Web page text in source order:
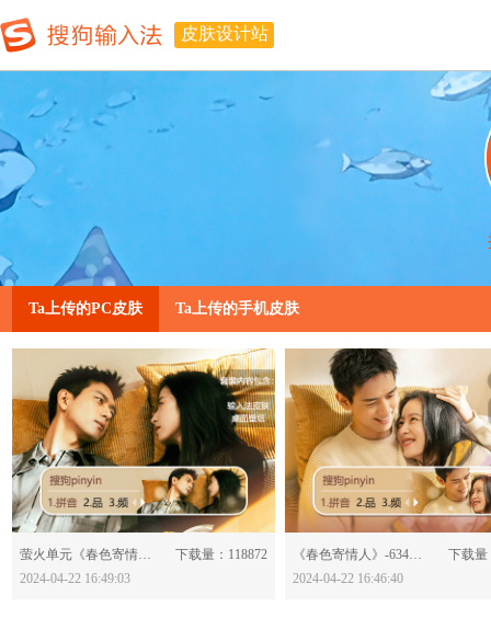
皮肤设计站
Ta上传的PC皮肤 Ta上传的手机皮肤
分享：
萤火单元《春色寄情人》-634062
下载量：118872
2024-04-22 16:49:03
分享：
《春色寄情人》-634061
下载量
2024-04-22 16:46:40